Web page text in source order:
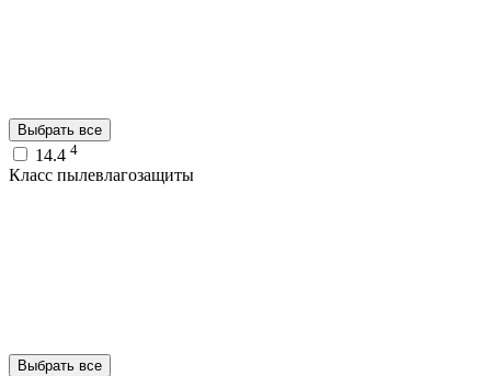
Выбрать все
14.4 4
Класс пылевлагозащиты
Выбрать все